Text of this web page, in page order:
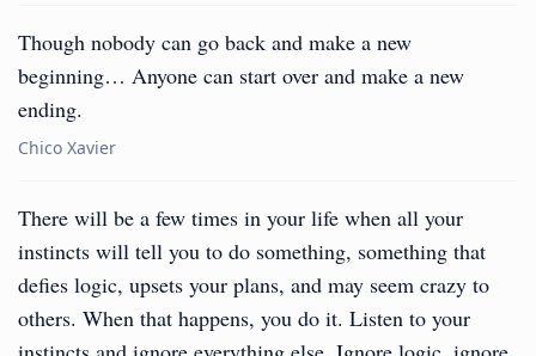
‎Though nobody can go back and make a new
beginning… Anyone can start over and make a new
ending.
Chico Xavier
There will be a few times in your life when all your
instincts will tell you to do something, something that
defies logic, upsets your plans, and may seem crazy to
others. When that happens, you do it. Listen to your